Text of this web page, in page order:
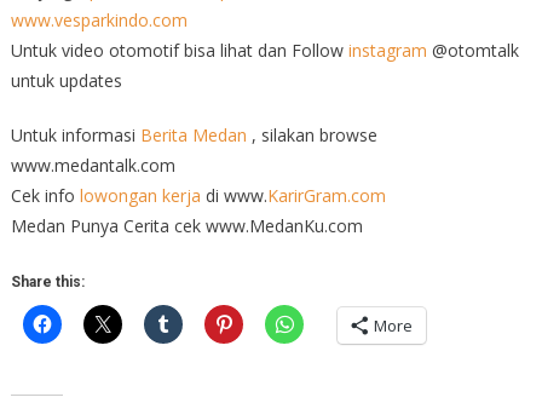
www.vesparkindo.com
Untuk video otomotif bisa lihat dan Follow instagram @otomtalk
untuk updates
Untuk informasi Berita Medan , silakan browse
www.medantalk.com
Cek info lowongan kerja di www.KarirGram.com
Medan Punya Cerita cek www.MedanKu.com
Share this:
More